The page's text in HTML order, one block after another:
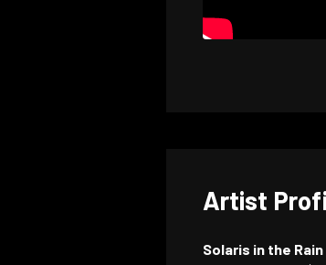
Artist
Solaris in the Rain